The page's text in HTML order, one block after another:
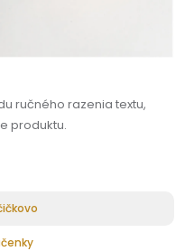
ručného razenia textu,
produktu.